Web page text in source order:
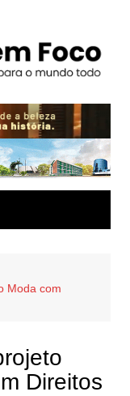
Moda com
Direitos